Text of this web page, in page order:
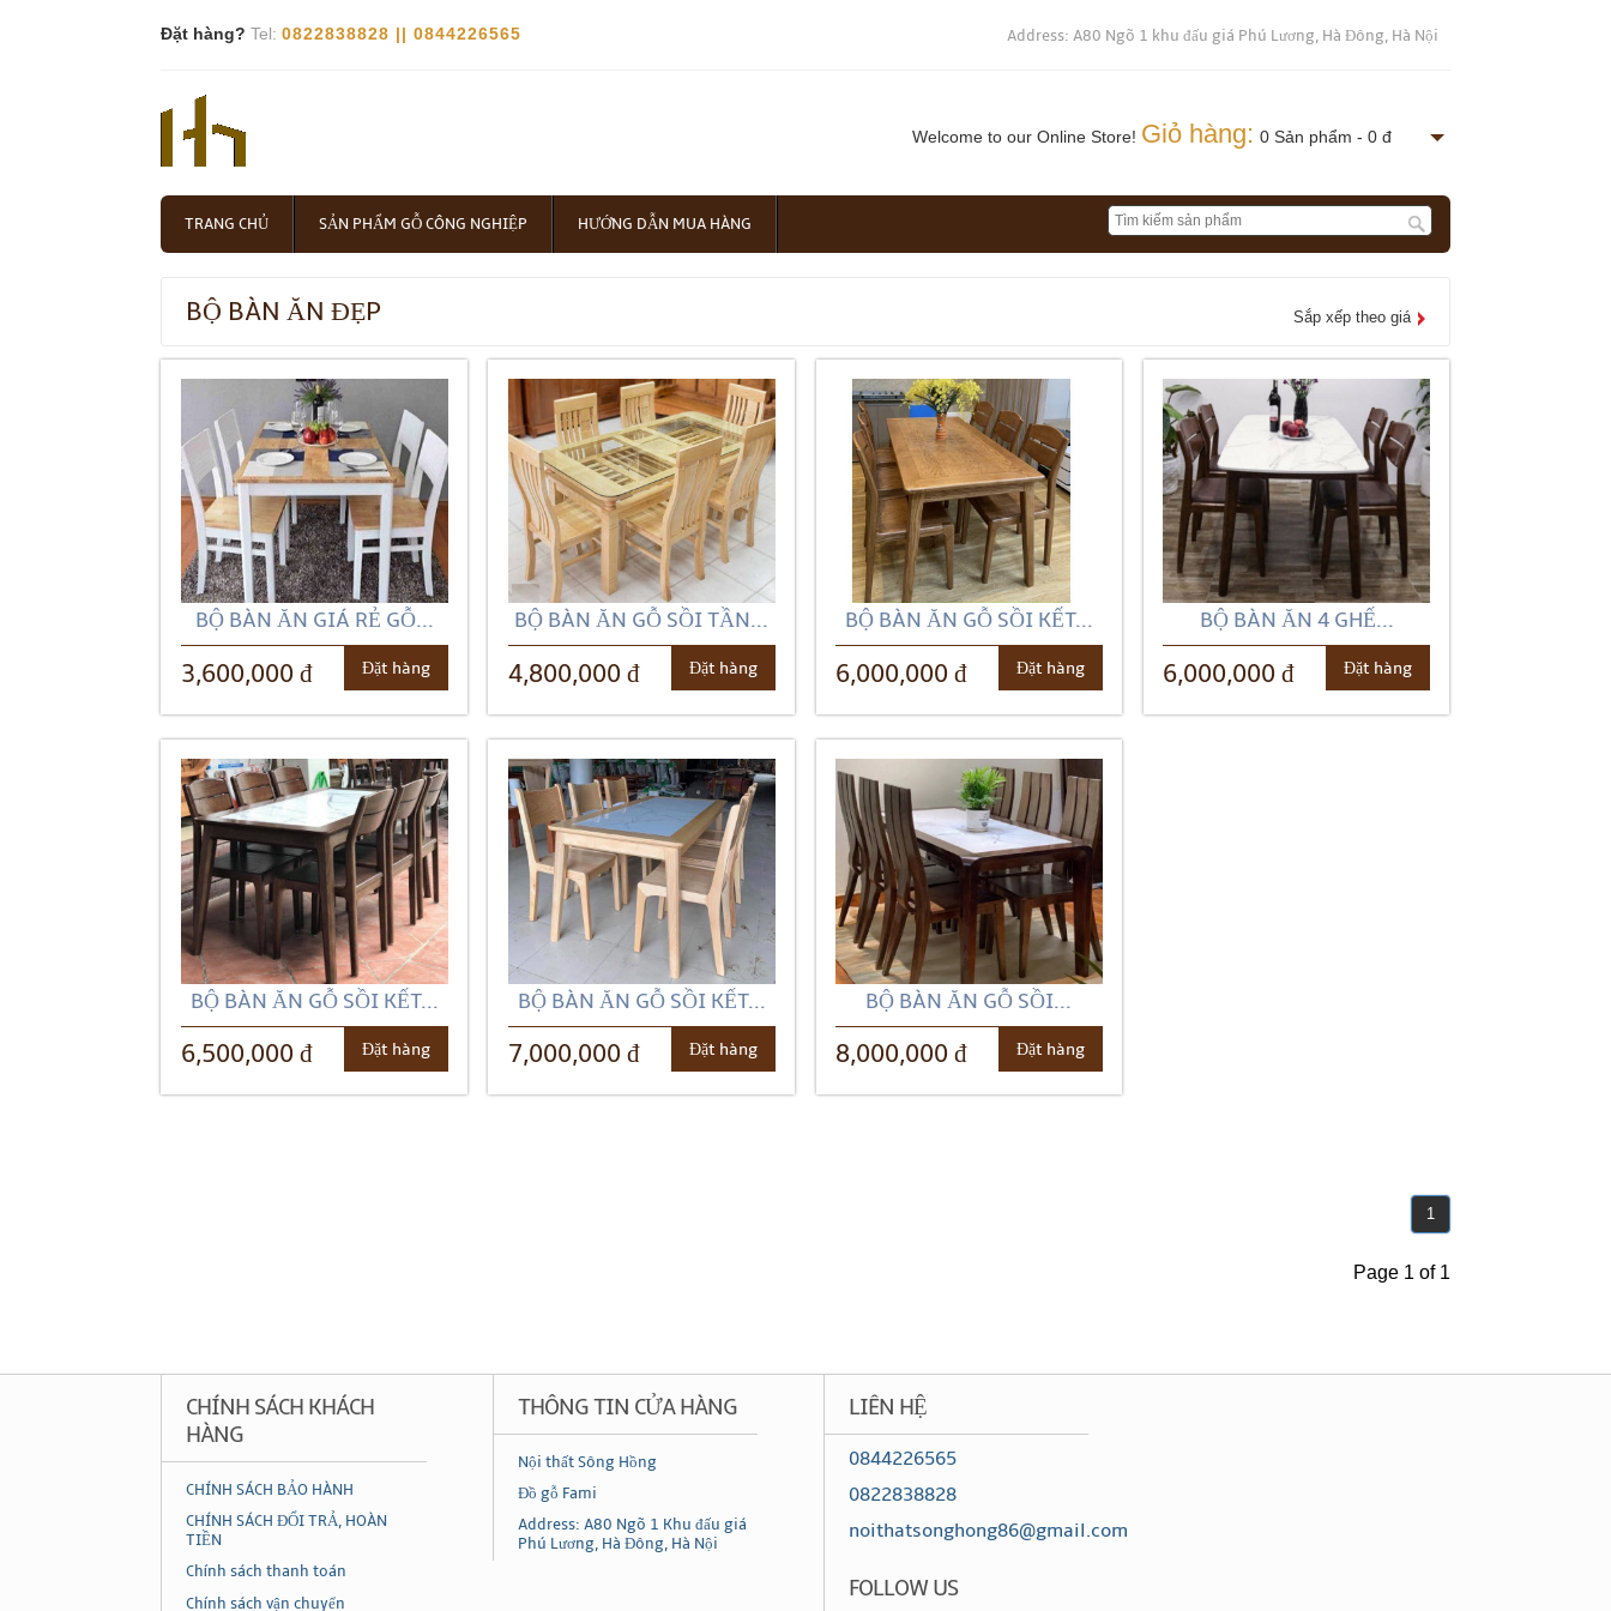
Đặt hàng? Tel:0822838828 || 0844226565 Address: A80 Ngõ 1 khu đấu giá Phú Lương, Hà Đông, Hà Nội
Welcome to our Online Store! Giỏ hàng: 0 Sản phẩm - 0 đ
TRANG CHỦ SẢN PHẨM GỖ CÔNG NGHIỆP HƯỚNG DẪN MUA HÀNG
BỘ BÀN ĂN ĐẸP Sắp xếp theo giá
BỘ BÀN ĂN GIÁ RẺ GỖ...
3,600,000 đ Đặt hàng
BỘ BÀN ĂN GỖ SỒI TẦN...
4,800,000 đ Đặt hàng
BỘ BÀN ĂN GỖ SỒI KẾT...
6,000,000 đ Đặt hàng
BỘ BÀN ĂN 4 GHẾ...
6,000,000 đ Đặt hàng
BỘ BÀN ĂN GỖ SỒI KẾT...
6,500,000 đ Đặt hàng
BỘ BÀN ĂN GỖ SỒI KẾT...
7,000,000 đ Đặt hàng
BỘ BÀN ĂN GỖ SỒI...
8,000,000 đ Đặt hàng
1
Page 1 of 1
CHÍNH SÁCH KHÁCH
HÀNG
CHÍNH SÁCH BẢO HÀNH
CHÍNH SÁCH ĐỔI TRẢ, HOÀN
TIỀN
Chính sách thanh toán
Chính sách vận chuyển
THÔNG TIN CỬA HÀNG
Nội thất Sông Hồng
Đồ gỗ Fami
Address: A80 Ngõ 1 Khu đấu giá
Phú Lương, Hà Đông, Hà Nội
LIÊN HỆ
0844226565
0822838828
noithatsonghong86@gmail.com
FOLLOW US